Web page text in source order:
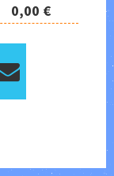
0,00 €